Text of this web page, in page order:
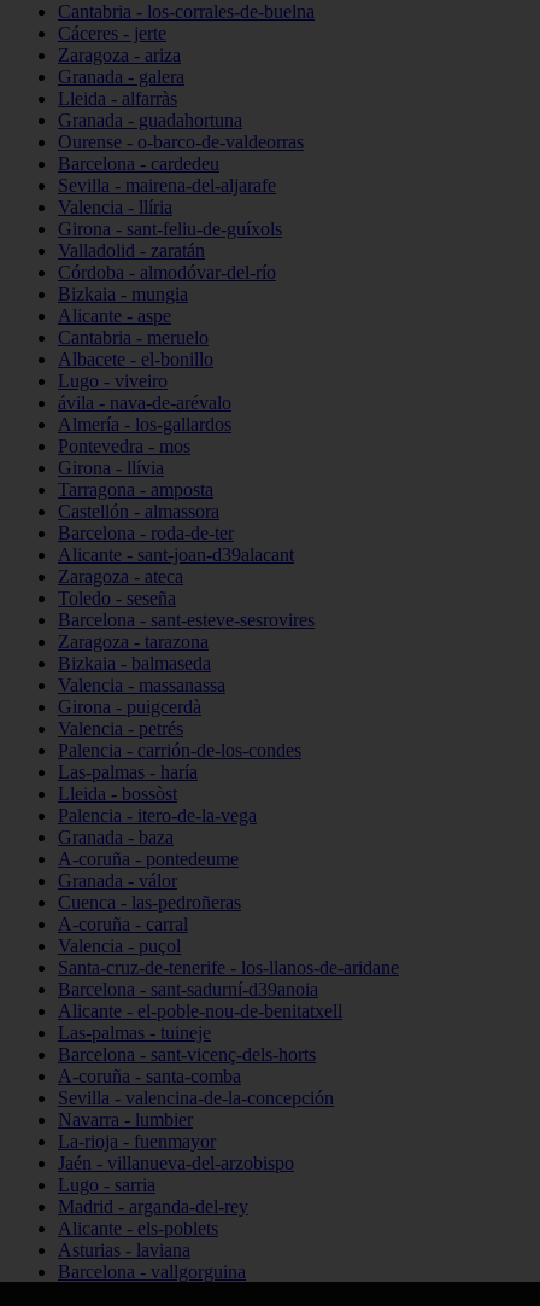
Cantabria - los-corrales-de-buelna
Cáceres - jerte
Zaragoza - ariza
Granada - galera
Lleida - alfarràs
Granada - guadahortuna
Ourense - o-barco-de-valdeorras
Barcelona - cardedeu
Sevilla - mairena-del-aljarafe
Valencia - llíria
Girona - sant-feliu-de-guíxols
Valladolid - zaratán
Córdoba - almodóvar-del-río
Bizkaia - mungia
Alicante - aspe
Cantabria - meruelo
Albacete - el-bonillo
Lugo - viveiro
ávila - nava-de-arévalo
Almería - los-gallardos
Pontevedra - mos
Girona - llívia
Tarragona - amposta
Castellón - almassora
Barcelona - roda-de-ter
Alicante - sant-joan-d39alacant
Zaragoza - ateca
Toledo - seseña
Barcelona - sant-esteve-sesrovires
Zaragoza - tarazona
Bizkaia - balmaseda
Valencia - massanassa
Girona - puigcerdà
Valencia - petrés
Palencia - carrión-de-los-condes
Las-palmas - haría
Lleida - bossòst
Palencia - itero-de-la-vega
Granada - baza
A-coruña - pontedeume
Granada - válor
Cuenca - las-pedroñeras
A-coruña - carral
Valencia - puçol
Santa-cruz-de-tenerife - los-llanos-de-aridane
Barcelona - sant-sadurní-d39anoia
Alicante - el-poble-nou-de-benitatxell
Las-palmas - tuineje
Barcelona - sant-vicenç-dels-horts
A-coruña - santa-comba
Sevilla - valencina-de-la-concepción
Navarra - lumbier
La-rioja - fuenmayor
Jaén - villanueva-del-arzobispo
Lugo - sarria
Madrid - arganda-del-rey
Alicante - els-poblets
Asturias - laviana
Barcelona - vallgorguina